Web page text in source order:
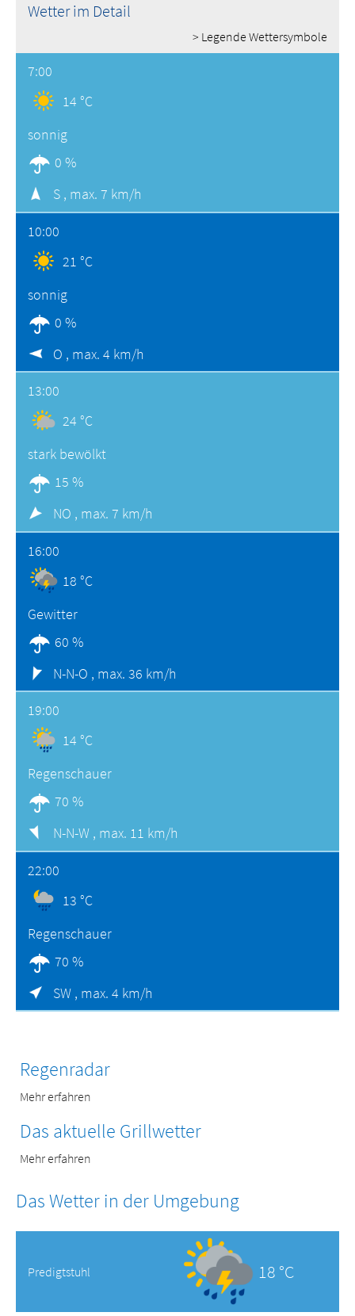
Wetter im Detail
> Legende Wettersymbole
7:00
14 °C
sonnig
0 %
S , max. 7 km/h
10:00
21 °C
sonnig
0 %
O , max. 4 km/h
13:00
24 °C
stark bewölkt
15 %
NO , max. 7 km/h
16:00
18 °C
Gewitter
60 %
N-N-O , max. 36 km/h
19:00
14 °C
Regenschauer
70 %
N-N-W , max. 11 km/h
22:00
13 °C
Regenschauer
70 %
SW , max. 4 km/h
Regenradar
Mehr erfahren
Das aktuelle Grillwetter
Mehr erfahren
Das Wetter in der Umgebung
Predigtstuhl 18 °C